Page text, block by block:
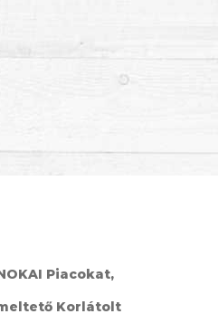
Piacokat,
Korlátolt